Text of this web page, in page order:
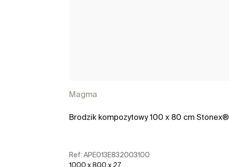
Magma
Brodzik kompozytowy 100 x 80 cm Stonex®
Ref: APE013E832003100
1000 x 800 x 27